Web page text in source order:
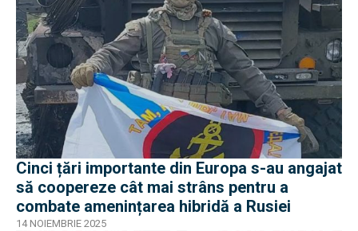
Cinci țări importante din Europa s-au angajat
să coopereze cât mai strâns pentru a
combate amenințarea hibridă a Rusiei
14 NOIEMBRIE 2025